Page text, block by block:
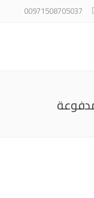
00971508705037